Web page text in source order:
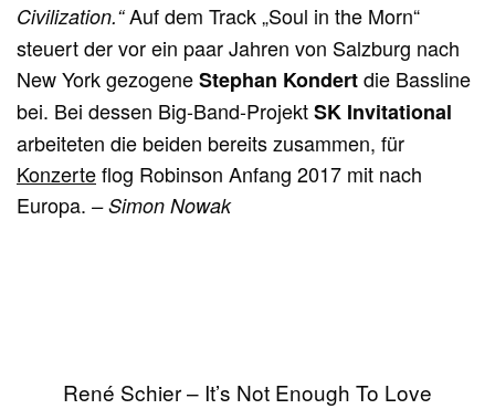
Civilization.“Auf dem Track „Soul in the Morn“
steuert der vor ein paar Jahren von Salzburg nach
New York gezogeneStephan Kondertdie Bassline
bei. Bei dessen Big-Band-ProjektSK Invitational
arbeiteten die beiden bereits zusammen, für
Konzerteflog Robinson Anfang 2017 mit nach
Europa.– Simon Nowak
René Schier – It’s Not Enough To Love